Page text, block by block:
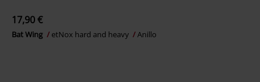
17,90 €
Bat Wing etNox hard and heavy Anillo